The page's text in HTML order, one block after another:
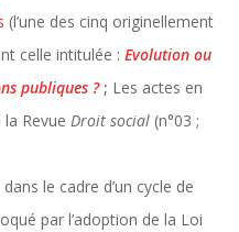
(l’une des cinq originellement
celle intitulée : Evolution ou
publiques ? ; Les actes en
Revue Droit social (n°03 ;
dans le cadre d’un cycle de
par l’adoption de la Loi